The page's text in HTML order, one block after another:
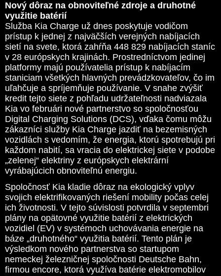
Nový dôraz na obnoviteľné zdroje a druhotné
využitie batérií
Služba Kia Charge už dnes poskytuje vodičom
prístup k jednej z najväčších verejných nabíjacích
sietí na svete, ktorá zahŕňa 448 829 nabíjacích staníc
v 28 európskych krajinách. Prostredníctvom jedinej
platformy majú používatelia prístup k nabíjacím
staniciam všetkých hlavných prevádzkovateľov, čo im
uľahčuje a spríjemňuje používanie. V snahe zvýšiť
kredit tejto siete z pohľadu udržateľnosti nadviazala
Kia vo februári nové partnerstvo so spoločnosťou
Digital Charging Solutions (DCS), vďaka čomu môžu
zákazníci služby Kia Charge jazdiť na bezemisných
vozidlách s vedomím, že energia, ktorú spotrebujú pri
každom nabití, sa vracia do elektrickej siete v podobe
„zelenej“ elektriny z európskych elektrární
vyrábajúcich obnoviteľnú energiu.
Spoločnosť Kia kladie dôraz na ekologický vplyv
svojich elektrifikovaných riešení mobility počas celej
ich životnosti. V tejto súvislosti potvrdila v septembri
plány na opätovné využitie batérií z elektrických
vozidiel (EV) v systémoch uchovávania energie na
báze „druhotného“ využitia batérií. Tento plán je
výsledkom nového partnerstva so startupom
nemeckej železničnej spoločnosti Deutsche Bahn,
firmou encore, ktorá využíva batérie elektromobilov